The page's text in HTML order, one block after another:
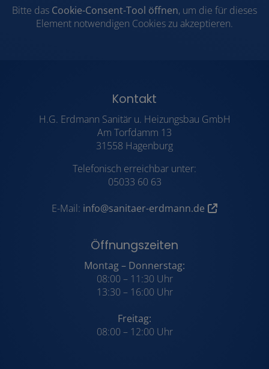
Bitte das Cookie-Consent-Tool öffnen, um die für dieses
Element notwendigen Cookies zu akzeptieren.
Footer - Kontaktdaten und
Kontakt
H.G. Erdmann Sanitär u. Heizungsbau GmbH
Am Torfdamm 13
31558 Hagenburg
Telefonisch erreichbar unter:
05033 60 63
E-Mail: info@sanitaer-erdmann.de
Öffnungszeiten
Montag – Donnerstag:
08:00 – 11:30 Uhr
13:30 – 16:00 Uhr
Freitag:
08:00 – 12:00 Uhr